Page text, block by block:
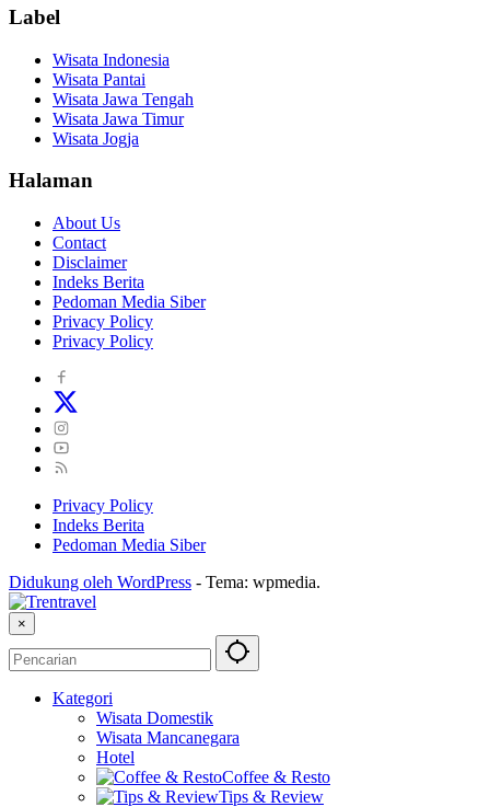
Label
Wisata Indonesia
Wisata Pantai
Wisata Jawa Tengah
Wisata Jawa Timur
Wisata Jogja
Halaman
About Us
Contact
Disclaimer
Indeks Berita
Pedoman Media Siber
Privacy Policy
Privacy Policy
Privacy Policy
Indeks Berita
Pedoman Media Siber
Didukung oleh WordPress - Tema: wpmedia.
×
Kategori
Wisata Domestik
Wisata Mancanegara
Hotel
Coffee & Resto
Tips & Review